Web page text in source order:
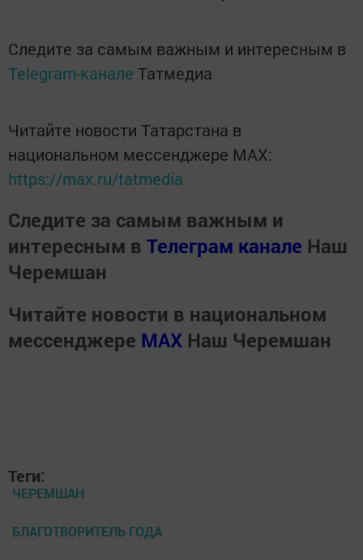
Следите за самым важным и интересным в
Telegram-канале Татмедиа
Читайте новости Татарстана в
национальном мессенджере MАХ:
https://max.ru/tatmedia
Следите за самым важным и
интересным в Телеграм канале Наш
Черемшан
Читайте новости в национальном
мессенджере MАХ Наш Черемшан
Теги:
ЧЕРЕМШАН
БЛАГОТВОРИТЕЛЬ ГОДА